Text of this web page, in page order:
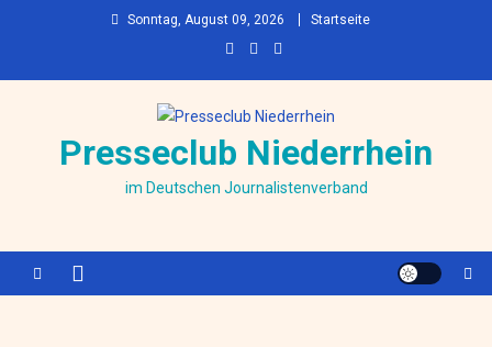
Sonntag, August 09, 2026 Startseite
Presseclub Niederrhein
im Deutschen Journalistenverband